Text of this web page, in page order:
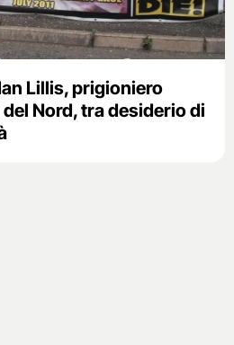
Lillis, prigioniero
Nord, tra desiderio di